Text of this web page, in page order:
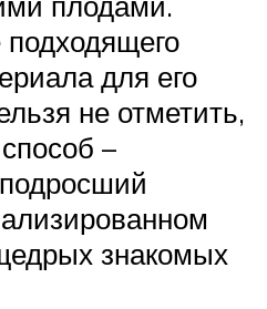
для его
не отметить,
–
знакомых